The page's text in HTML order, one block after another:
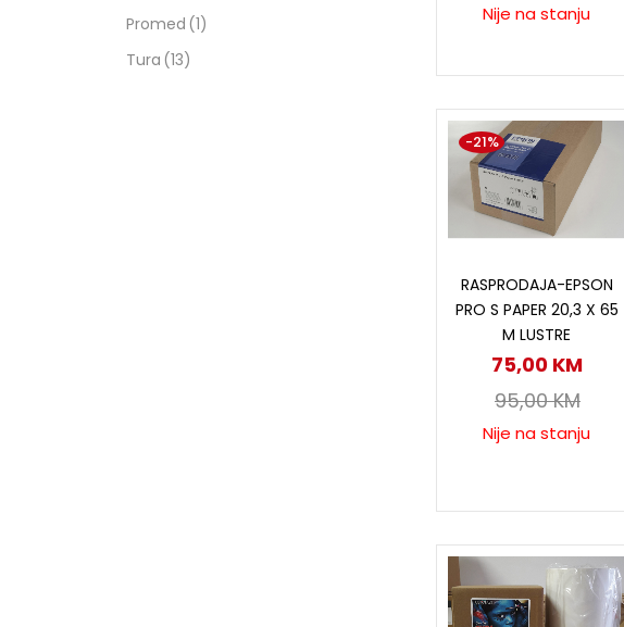
Nije na stanju
RASPRODAJA-EPSON
PRO S PAPER 20,3 X 65
M LUSTRE
75,00 KM
95,00KM
-21%
Nije na stanju
Promed (1)
Tura (13)